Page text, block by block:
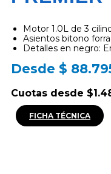
Motor 1.0L de 3
Asientos bitono
Detalles en negro:
Desde $
Cuotas desde
FICHA TÉCNICA